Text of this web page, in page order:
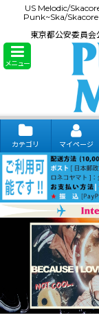
US Melodic/
Punk~Ska/
東京都公安委員
メニュー
カテゴリ マイページ